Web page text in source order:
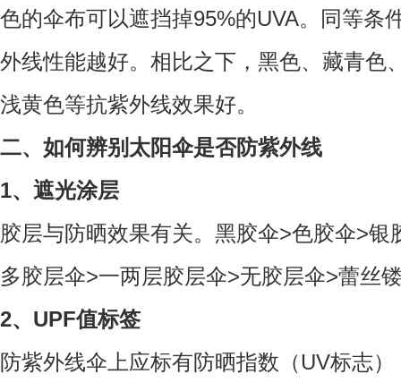
色的伞布可以遮挡掉95%的UVA。同等条
外线性能越好。相比之下，黑色、藏青色
浅黄色等抗紫外线效果好。
二、如何辨别太阳伞是否防紫外线
1、遮光涂层
胶层与防晒效果有关。黑胶伞>色胶伞>
多胶层伞>一两层胶层伞>无胶层伞>蕾丝
2、UPF值标签
防紫外线伞上应标有防晒指数（UV标志